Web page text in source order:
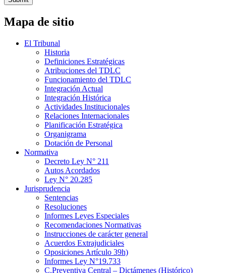
Mapa de sitio
El Tribunal
Historia
Definiciones Estratégicas
Atribuciones del TDLC
Funcionamiento del TDLC
Integración Actual
Integración Histórica
Actividades Institucionales
Relaciones Internacionales
Planificación Estratégica
Organigrama
Dotación de Personal
Normativa
Decreto Ley N° 211
Autos Acordados
Ley N° 20.285
Jurisprudencia
Sentencias
Resoluciones
Informes Leyes Especiales
Recomendaciones Normativas
Instrucciones de carácter general
Acuerdos Extrajudiciales
Oposiciones Artículo 39h)
Informes Ley N°19.733
C.Preventiva Central – Dictámenes (Histórico)